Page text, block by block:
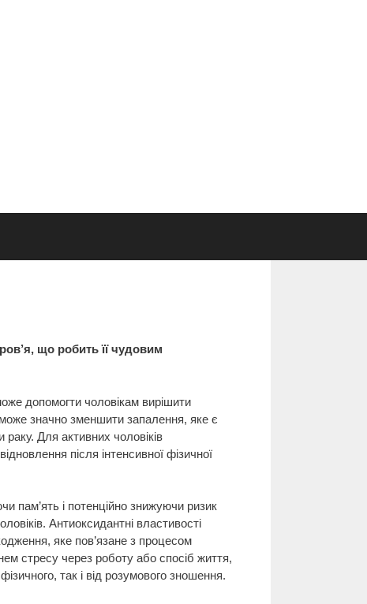
що робить її чудовим
допомогти чоловікам вирішити
значно зменшити запалення, яке є
Для активних чоловіків
після інтенсивної фізичної
пам’ять і потенційно знижуючи ризик
Антиоксидантні властивості
яке пов’язане з процесом
стресу через роботу або спосіб життя,
так і від розумового зношення.